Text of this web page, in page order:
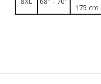
175 cm